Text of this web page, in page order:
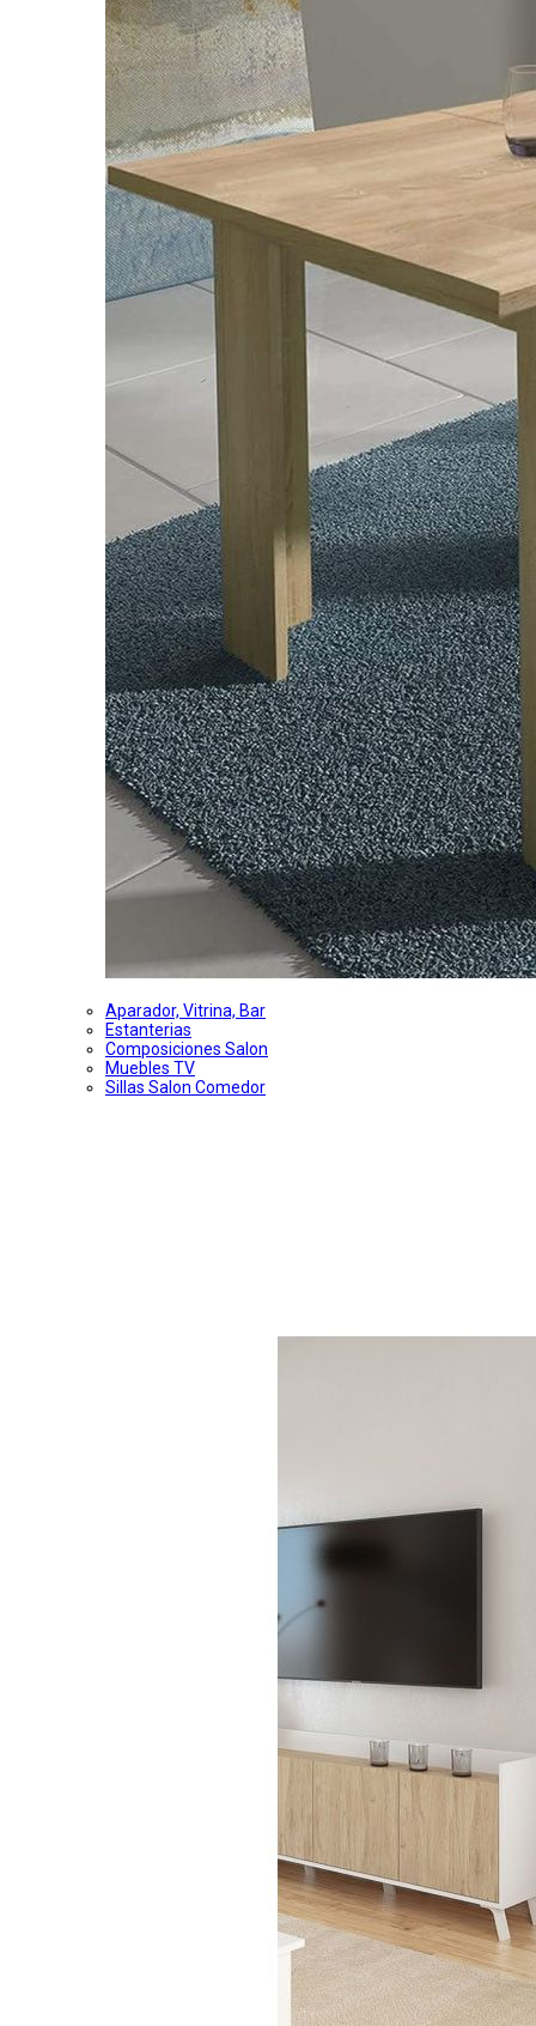
Aparador, Vitrina, Bar
Estanterias
Composiciones Salon
Muebles TV
Sillas Salon Comedor